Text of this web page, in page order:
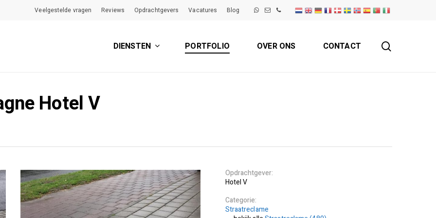
Veelgestelde vragen Reviews Opdrachtgevers Vacatures Blog
DIENSTEN PORTFOLIO OVER ONS CONTACT
Hotel V
Opdrachtgever
Hotel V
Categorie
Straatreclame